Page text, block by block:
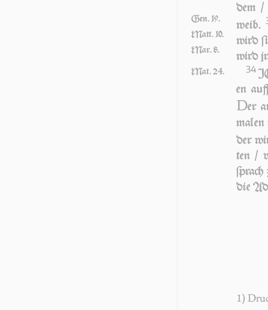
Gen. 19.
Matt. 10.
Mar. 8.
dem
weib.
wird
wird jr
Mat. 24. 34
en
Der
der
ten /
die
1)